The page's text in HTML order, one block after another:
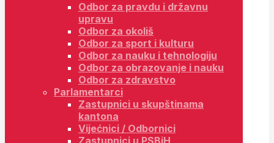
Odbor za pravdu i državnu
upravu
Odbor za okoliš
Odbor za sport i kulturu
Odbor za nauku i tehnologiju
Odbor za obrazovanje i nauku
Odbor za zdravstvo
Parlamentarci
Zastupnici u skupštinama
kantona
Vijećnici / Odbornici
Zastupnici u PSBiH